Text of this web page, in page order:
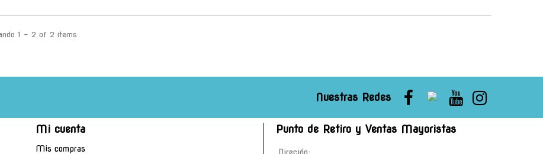
1 - 2 of 2 items
Nuestras Redes
Mi cuenta
Mis compras
Punto de Retiro y Ventas Mayoristas